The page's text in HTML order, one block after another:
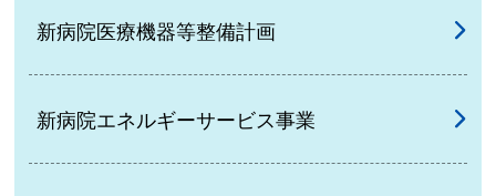
新病院医療機器等整備計画
新病院エネルギーサービス事業